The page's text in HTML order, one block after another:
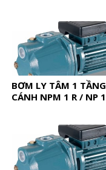
BƠM LY TÂM 1 TẦNG
CÁNH NPM 1 R / NP